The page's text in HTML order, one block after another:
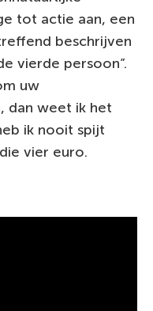
tot actie aan, een
beschrijven
vierde persoon”.
uw
dan weet ik het
ik nooit spijt
vier euro.